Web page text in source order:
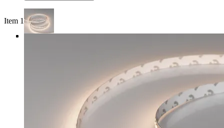
Item 1 of 4